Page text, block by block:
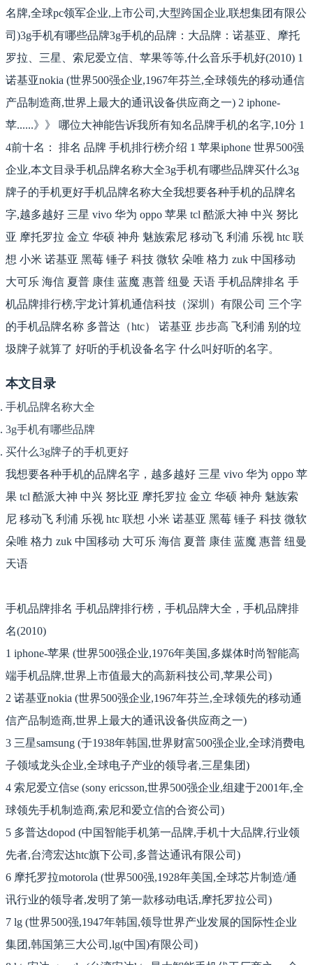
名牌,全球pc领军企业,上市公司,大型跨国企业,联想集团有限公
司)3g手机有哪些品牌3g手机的品牌：大品牌：诺基亚、摩托
罗拉、三星、索尼爱立信、苹果等等,什么音乐手机好(2010) 1
诺基亚nokia (世界500强企业,1967年芬兰,全球领先的移动通信
产品制造商,世界上最大的通讯设备供应商之一) 2 iphone-
苹......》》 哪位大神能告诉我所有知名品牌手机的名字,10分 1
4前十名： 排名 品牌 手机排行榜介绍 1 苹果iphone 世界500强
企业,本文目录手机品牌名称大全3g手机有哪些品牌买什么3g
牌子的手机更好手机品牌名称大全我想要各种手机的品牌名
字,越多越好 三星 vivo 华为 oppo 苹果 tcl 酷派大神 中兴 努比
亚 摩托罗拉 金立 华硕 神舟 魅族索尼 移动飞 利浦 乐视 htc 联
想 小米 诺基亚 黑莓 锤子 科技 微软 朵唯 格力 zuk 中国移动
大可乐 海信 夏普 康佳 蓝魔 惠普 纽曼 天语 手机品牌排名 手
机品牌排行榜,宇龙计算机通信科技（深圳）有限公司 三个字
的手机品牌名称 多普达（htc） 诺基亚 步步高 飞利浦 别的垃
圾牌子就算了 好听的手机设备名字 什么叫好听的名字。
本文目录
手机品牌名称大全
3g手机有哪些品牌
买什么3g牌子的手机更好
我想要各种手机的品牌名字，越多越好 三星 vivo 华为 oppo 苹
果 tcl 酷派大神 中兴 努比亚 摩托罗拉 金立 华硕 神舟 魅族索
尼 移动飞 利浦 乐视 htc 联想 小米 诺基亚 黑莓 锤子 科技 微软
朵唯 格力 zuk 中国移动 大可乐 海信 夏普 康佳 蓝魔 惠普 纽曼
天语
手机品牌排名 手机品牌排行榜，手机品牌大全，手机品牌排
名(2010)
1 iphone-苹果 (世界500强企业,1976年美国,多媒体时尚智能高
端手机品牌,世界上市值最大的高新科技公司,苹果公司)
2 诺基亚nokia (世界500强企业,1967年芬兰,全球领先的移动通
信产品制造商,世界上最大的通讯设备供应商之一)
3 三星samsung (于1938年韩国,世界财富500强企业,全球消费电
子领域龙头企业,全球电子产业的领导者,三星集团)
4 索尼爱立信se (sony ericsson,世界500强企业,组建于2001年,全
球领先手机制造商,索尼和爱立信的合资公司)
5 多普达dopod (中国智能手机第一品牌,手机十大品牌,行业领
先者,台湾宏达htc旗下公司,多普达通讯有限公司)
6 摩托罗拉motorola (世界500强,1928年美国,全球芯片制造/通
讯行业的领导者,发明了第一款移动电话,摩托罗拉公司)
7 lg (世界500强,1947年韩国,领导世界产业发展的国际性企业
集团,韩国第三大公司,lg(中国)有限公司)